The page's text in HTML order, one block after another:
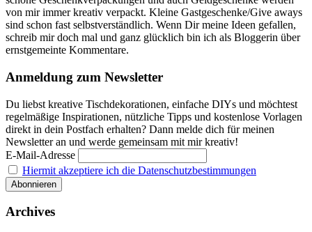
von mir immer kreativ verpackt. Kleine Gastgeschenke/Give aways
sind schon fast selbstverständlich. Wenn Dir meine Ideen gefallen,
schreib mir doch mal und ganz glücklich bin ich als Bloggerin über
ernstgemeinte Kommentare.
Anmeldung zum Newsletter
Du liebst kreative Tischdekorationen, einfache DIYs und möchtest
regelmäßige Inspirationen, nützliche Tipps und kostenlose Vorlagen
direkt in dein Postfach erhalten? Dann melde dich für meinen
Newsletter an und werde gemeinsam mit mir kreativ!
E-Mail-Adresse
Hiermit akzeptiere ich die Datenschutzbestimmungen
Archives